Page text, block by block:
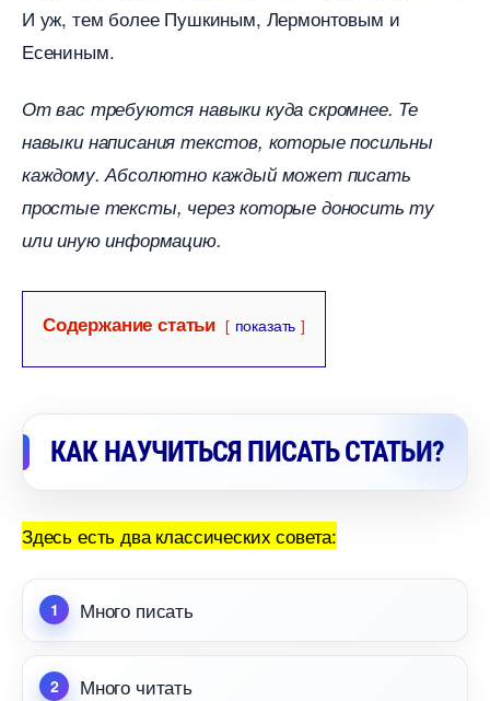
И уж, тем более Пушкиным, Лермонтовым и
Есениным.
От вас требуются навыки куда скромнее. Те
навыки написания текстов, которые посильны
каждому. Абсолютно каждый может писать
простые тексты, через которые доносить ту
или иную информацию.
Содержание статьи показать
КАК НАУЧИТЬСЯ ПИСАТЬ СТАТЬИ?
Здесь есть два классических совета:
Много писать
Много читать